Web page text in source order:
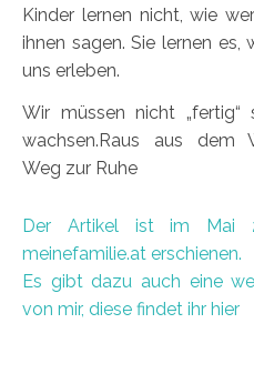
Kinder lernen nicht, wie
ihnen sagen. Sie lernen
uns erleben.
Wir müssen nicht
wachsen.Raus aus dem
Weg zur Ruhe
Der Artikel ist im Mai
meinefamilie.at erschienen.
Es gibt dazu auch eine
von mir, diese findet ihr hier